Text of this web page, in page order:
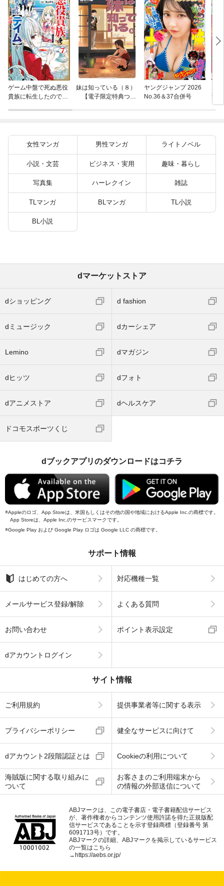
ゲーム中盤で死ぬ悪役
貴族に転生したので、
妹は知っている（８）
【電子限定特典つ
ヤングジャンプ 2026
No.36＆37合併号
聖
り
女性マンガ 男性マンガ ライトノベル
小説・文芸 ビジネス・実用 趣味・暮らし
写真集 ハーレクイン 雑誌
TLマンガ BLマンガ TL小説
BL小説
dマーケットストア
dショッピング d fashion
dミュージック dカーシェア
Lemino dマガジン
dヒッツ dフォト
dアニメストア dヘルスケア
ドコモスポーツくじ
dブックアプリのダウンロードはコチラ
Appleのロゴ、App Storeは、米国もしくはその他の国や地域におけるApple Inc.の商標です。
App Storeは、Apple Inc.のサービスマークです。
Google Play および Google Play ロゴは Google LLC の商標です。
サポート情報
はじめての方へ 対応機種一覧
メールサービス登録/解除 よくある質問
お問い合わせ ポイント表示設定
dアカウントログイン
サイト情報
ご利用規約 提供事業者等に関する表示
プライバシーポリシー 健全なサービスに向けて
dアカウント2段階認証とは Cookieの利用について
海賊版に関する取り組みに
ついて
お客さまのご利用端末から
の情報の外部送信について
ABJマークは、この電子書店・電子書籍配信サービス
が、著作権者からコンテンツ使用許諾を得た正規版配
信サービスであることを示す登録商標（登録番号 第
6091713号）です。
ABJマークの詳細、ABJマークを掲示しているサービス
の一覧はこちら
→https://aebs.or.jp/